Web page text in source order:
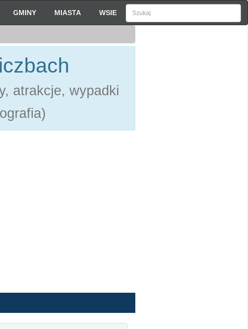
GMINY MIASTA WSIE
atrakcje, wypadki